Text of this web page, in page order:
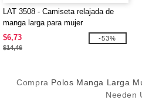
LAT 3508 - Camiseta relajada de
manga larga para mujer
$6,73
$14,46
-53%
Compra Polos Manga Larga
Needen